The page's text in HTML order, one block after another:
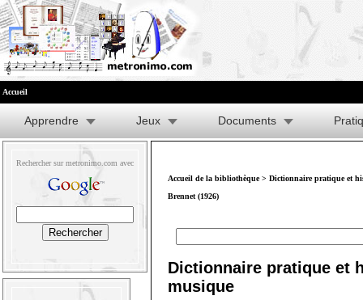
Accueil
Apprendre Jeux Documents
Rechercher sur metronimo.com avec
Accueil de la bibliothèque> Dictionnaire pratique et
Brennet (1926)
Dictionnaire pratique et
musique